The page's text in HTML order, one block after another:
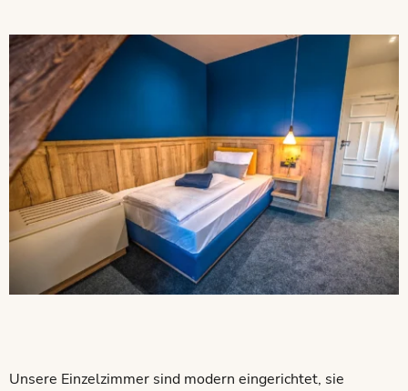
Unsere Einzelzimmer sind modern eingerichtet, sie